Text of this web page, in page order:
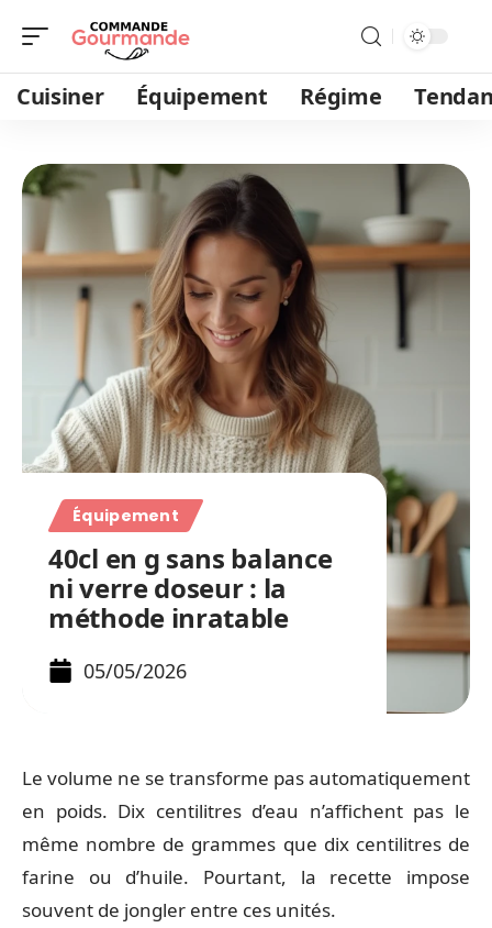
Cuisiner Équipement Régime
Équipement
40cl en g sans balance
ni verre doseur : la
méthode inratable
05/05/2026
Le volume ne se transforme pas automatiquement
en poids. Dix centilitres d’eau n’affichent pas le
même nombre de grammes que dix centilitres de
farine ou d’huile. Pourtant, la recette impose
souvent de jongler entre ces unités.